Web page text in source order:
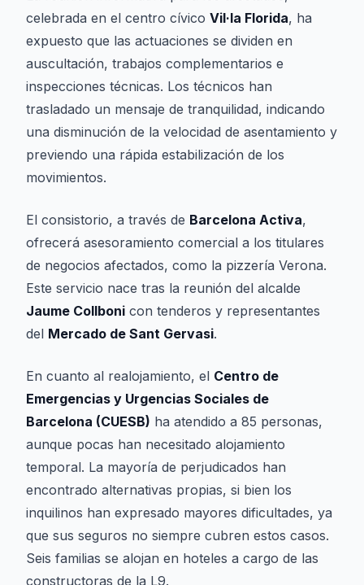
celebrada en el centro cívico Vil·la Florida, ha
expuesto que las actuaciones se dividen en
auscultación, trabajos complementarios e
inspecciones técnicas. Los técnicos han
trasladado un mensaje de tranquilidad, indicando
una disminución de la velocidad de asentamiento y
previendo una rápida estabilización de los
movimientos.
El consistorio, a través de Barcelona Activa,
ofrecerá asesoramiento comercial a los titulares
de negocios afectados, como la pizzería Verona.
Este servicio nace tras la reunión del alcalde
Jaume Collboni con tenderos y representantes
del Mercado de Sant Gervasi.
En cuanto al realojamiento, el Centro de
Emergencias y Urgencias Sociales de
Barcelona (CUESB) ha atendido a 85 personas,
aunque pocas han necesitado alojamiento
temporal. La mayoría de perjudicados han
encontrado alternativas propias, si bien los
inquilinos han expresado mayores dificultades, ya
que sus seguros no siempre cubren estos casos.
Seis familias se alojan en hoteles a cargo de las
constructoras de la L9.